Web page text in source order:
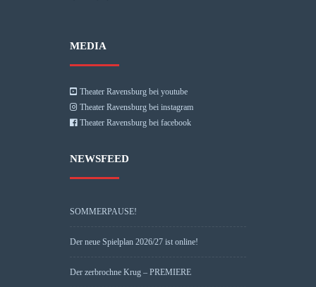
MEDIA
Theater Ravensburg bei youtube
Theater Ravensburg bei instagram
Theater Ravensburg bei facebook
NEWSFEED
SOMMERPAUSE!
Der neue Spielplan 2026/27 ist online!
Der zerbrochne Krug – PREMIERE